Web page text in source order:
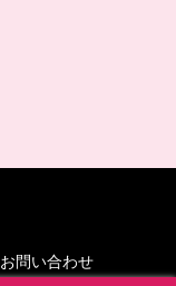
お問い合わせ